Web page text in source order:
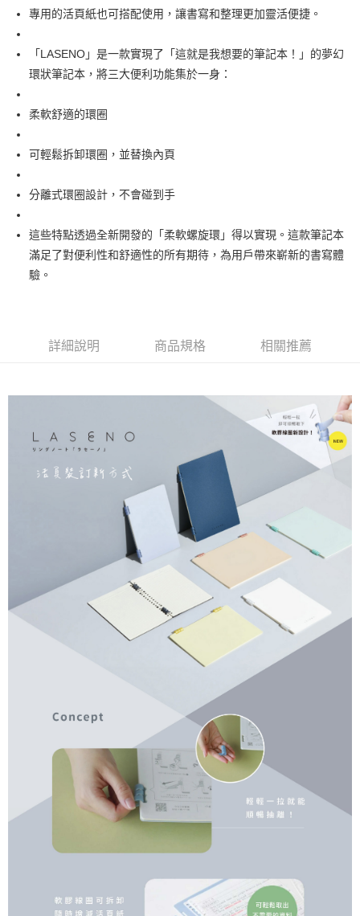
專用的活頁紙也可搭配使用，讓書寫和整理更加靈活便捷。
「LASENO」是一款實現了「這就是我想要的筆記本！」的夢幻
環狀筆記本，將三大便利功能集於一身：
柔軟舒適的環圈
可輕鬆拆卸環圈，並替換內頁
分離式環圈設計，不會碰到手
這些特點透過全新開發的「柔軟螺旋環」得以實現。這款筆記本
滿足了對便利性和舒適性的所有期待，為用戶帶來嶄新的書寫體
驗。
詳細說明 商品規格 相關推薦